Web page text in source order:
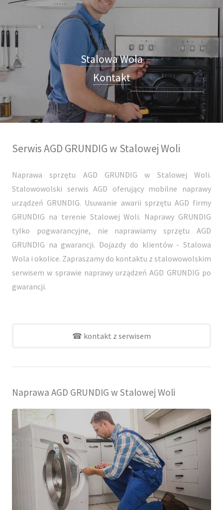
Stalowa Wola
Kontakt
Serwis AGD GRUNDIG w Stalowej Woli
Naprawa sprzętu AGD GRUNDIG w Stalowej Woli.
Stalowowolski serwis AGD oferujący mobilne naprawy
urządzeń GRUNDIG. Usuwanie awarii sprzętu AGD firmy
GRUNDIG na terenie Stalowej Woli. Naprawy GRUNDIG
tylko pogwarancyjne, nie naprawiamy sprzętu AGD
GRUNDIG na gwarancji. Dojazdy do klientów - Stalowa
Wola i okolice. Zapraszamy do kontaktu z stalowowolskim
serwisem w sprawie naprawy urządzeń AGD GRUNDIG po
gwarancji.
☎ kontakt z serwisem
Naprawa AGD GRUNDIG w Stalowej Woli